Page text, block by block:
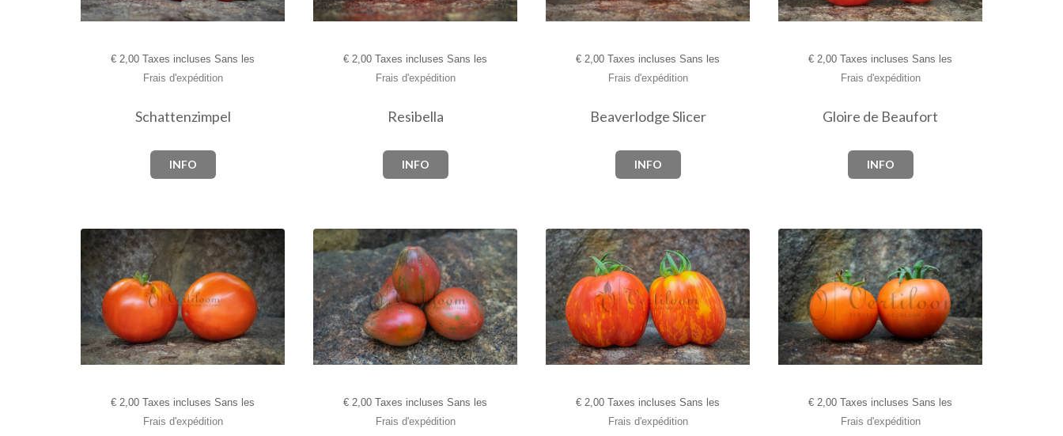
€ 2,00 Taxes incluses Sans les
Frais d'expédition
Schattenzimpel
INFO
€ 2,00 Taxes incluses Sans les
Frais d'expédition
Resibella
INFO
€ 2,00 Taxes incluses Sans les
Frais d'expédition
Beaverlodge Slicer
INFO
€ 2,00 Taxes incluses Sans les
Frais d'expédition
Gloire de Beaufort
INFO
€ 2,00 Taxes incluses Sans les
Frais d'expédition
€ 2,00 Taxes incluses Sans les
Frais d'expédition
€ 2,00 Taxes incluses Sans les
Frais d'expédition
€ 2,00 Taxes incluses Sans les
Frais d'expédition